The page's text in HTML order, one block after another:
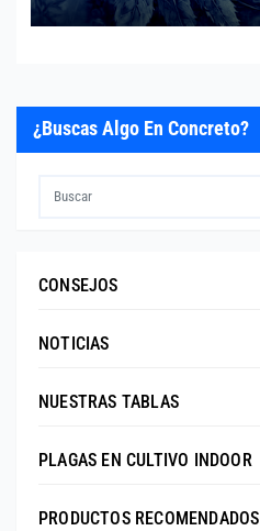
¿Buscas Algo En Concreto?
CONSEJOS
NOTICIAS
NUESTRAS TABLAS
PLAGAS EN CULTIVO INDOOR
PRODUCTOS RECOMENDADOS